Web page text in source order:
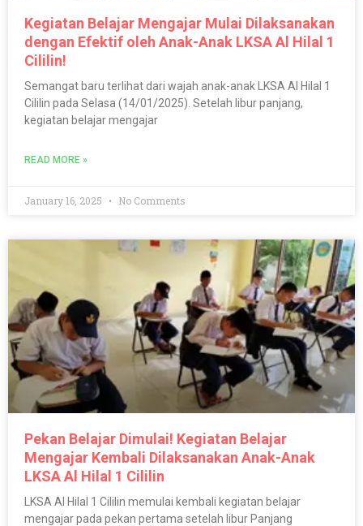
Kegiatan Belajar Mengajar Mulai Dilaksanakan
dengan Efektif oleh Anak-Anak LKSA Al Hilal 1
Cililin!
Semangat baru terlihat dari wajah anak-anak LKSA Al Hilal 1
Cililin pada Selasa (14/01/2025). Setelah libur panjang,
kegiatan belajar mengajar
READ MORE »
January 16, 2025 No Comments
Pekan Belajar Dimulai! Kegiatan Belajar
Mengajar Kembali Dilaksanakan Anak-Anak
LKSA Al Hilal 1 Cililin
LKSA Al Hilal 1 Cililin memulai kembali kegiatan belajar
mengajar pada pekan pertama setelah libur Panjang